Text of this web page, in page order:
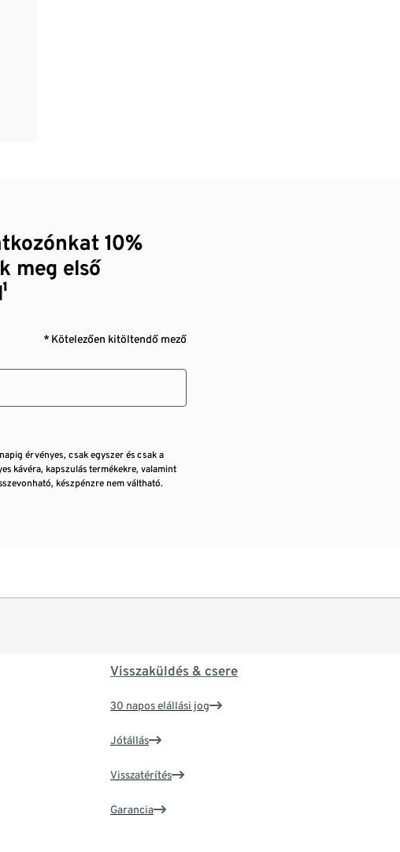
10%
meg első
* Kötelezően kitöltendő mező
érvényes, csak egyszer és csak a
kávéra, kapszulás termékekre, valamint
készpénzre nem váltható.
Visszaküldés & csere
30 napos elállási jog
Jótállás
Visszatérítés
Garancia